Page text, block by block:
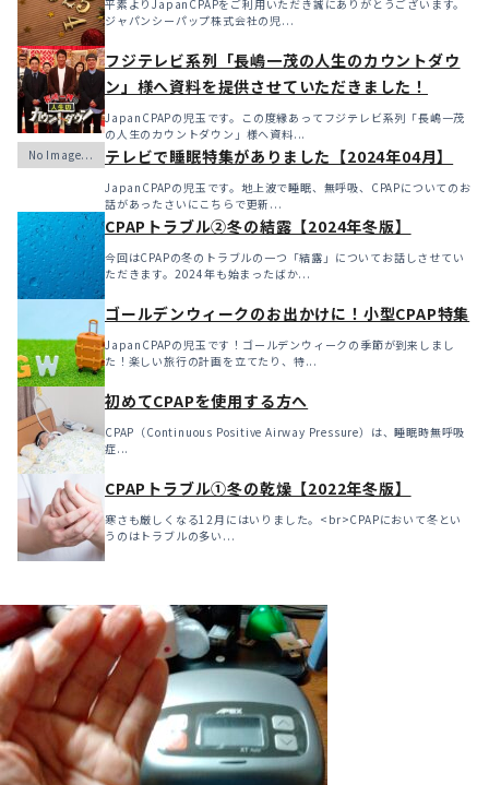
平素よりJapanCPAPをご利用いただき誠にありがとうございます。
ジャパンシーパップ株式会社の児...
フジテレビ系列「長嶋一茂の人生のカウントダウ
ン」様へ資料を提供させていただきました！
JapanCPAPの児玉です。この度縁あってフジテレビ系列「長嶋一茂
の人生のカウントダウン」様へ資料...
テレビで睡眠特集がありました【2024年04月】
JapanCPAPの児玉です。地上波で睡眠、無呼吸、CPAPについてのお
話があったさいにこちらで更新...
CPAPトラブル②冬の結露【2024年冬版】
今回はCPAPの冬のトラブルの一つ「結露」についてお話しさせてい
ただきます。2024年も始まったばか...
ゴールデンウィークのお出かけに！小型CPAP特集
JapanCPAPの児玉です！ゴールデンウィークの季節が到来しまし
た！楽しい旅行の計画を立てたり、特...
初めてCPAPを使用する方へ
CPAP（Continuous Positive Airway Pressure）は、睡眠時無呼吸
症...
CPAPトラブル①冬の乾燥【2022年冬版】
寒さも厳しくなる12月にはいりました。<br>CPAPにおいて冬とい
うのはトラブルの多い...